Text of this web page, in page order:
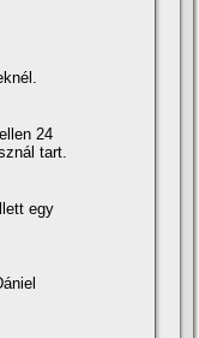
24
tart.
egy